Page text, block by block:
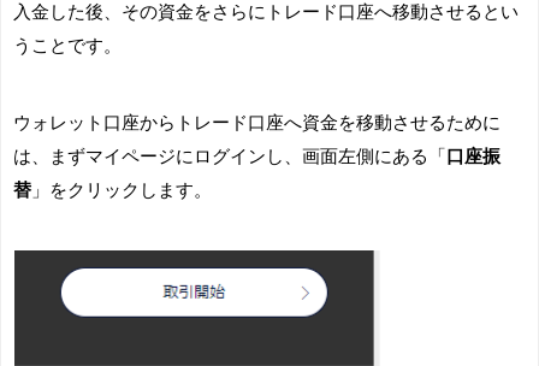
入金した後、その資金をさらにトレード口座へ移動させるとい
うことです。
ウォレット口座からトレード口座へ資金を移動させるために
は、まずマイページにログインし、画面左側にある「 口座振
替 」をクリックします。